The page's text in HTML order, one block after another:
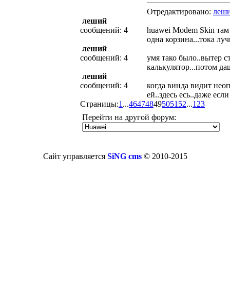
Отредактировано:
леший
сообщений: 4
huawei Modem Skin
одна корзина...тока
леший
сообщений: 4
умя тако было..вытер
калькулятор...потом
леший
сообщений: 4
когда винда видит
ей..здесь есь..даже
Страницы:1 ...464748495051 52...123
Перейти на другой форум:
Сайт управляется SiNG cms© 2010-2015